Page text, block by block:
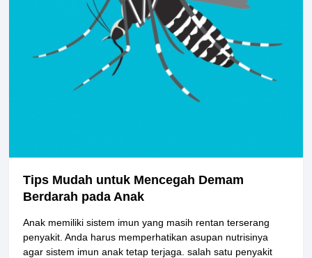
Tips Mudah untuk Mencegah Demam
Berdarah pada Anak
Anak memiliki sistem imun yang masih rentan terserang
penyakit. Anda harus memperhatikan asupan nutrisinya
agar sistem imun anak tetap terjaga. salah satu penyakit